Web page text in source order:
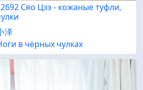
Сяо Цзэ - кожаные туфли,
泽
в чёрных чулках